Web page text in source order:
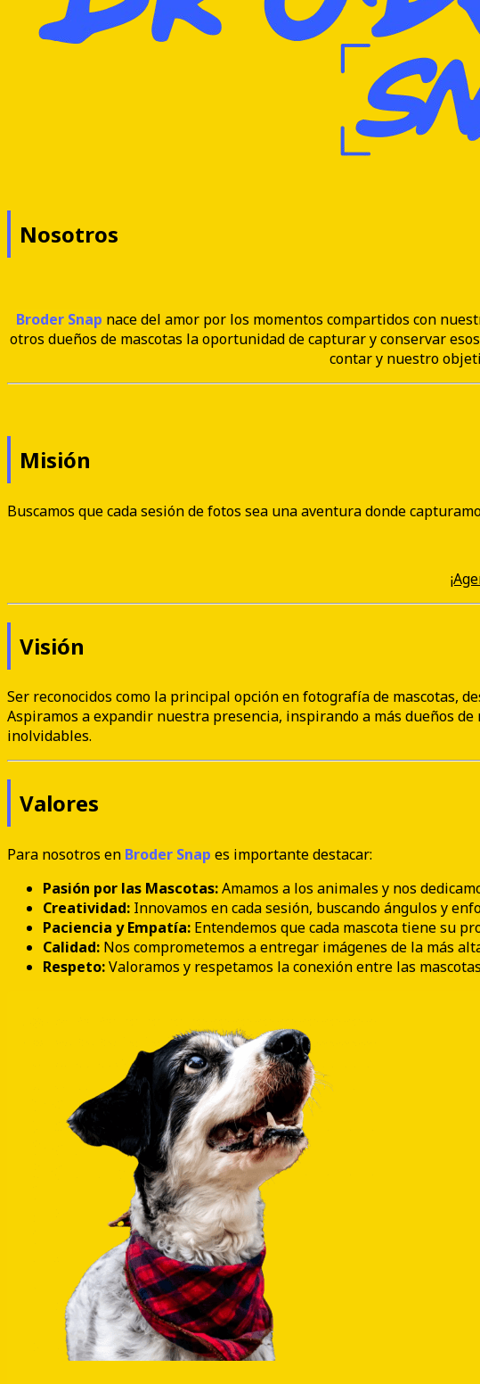
Nosotros
Broder Snap nace del amor por los momentos compartidos con
otros dueños de mascotas la oportunidad de capturar y conservar
contar y nuestro
Misión
Buscamos que cada sesión de fotos sea una aventura donde
Visión
Ser reconocidos como la principal opción en fotografía de mascotas,
Aspiramos a expandir nuestra presencia, inspirando a más dueños
inolvidables.
Valores
Para nosotros en Broder Snap es importante destacar:
Pasión por las Mascotas:Amamos a los animales y nos
Creatividad: Innovamos en cada sesión, buscando ángulos y
Paciencia y Empatía: Entendemos que cada mascota tiene su
Calidad: Nos comprometemos a entregar imágenes de la más
Respeto:Valoramos y respetamos la conexión entre las